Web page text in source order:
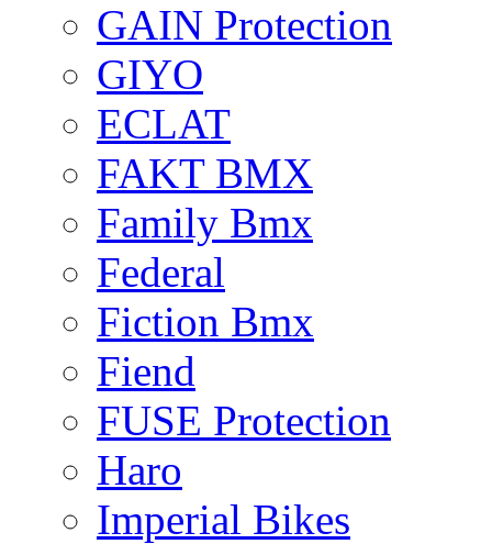
GAIN Protection
GIYO
ECLAT
FAKT BMX
Family Bmx
Federal
Fiction Bmx
Fiend
FUSE Protection
Haro
Imperial Bikes